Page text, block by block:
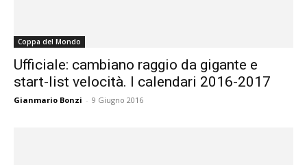
Coppa del Mondo
Ufficiale: cambiano raggio da gigante e
start-list velocità. I calendari 2016-2017
Gianmario Bonzi - 9 Giugno 2016